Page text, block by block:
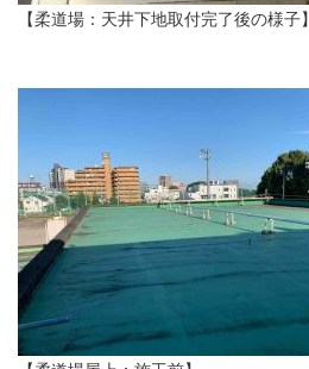
【柔道場：天井下地取付完了後の様子】